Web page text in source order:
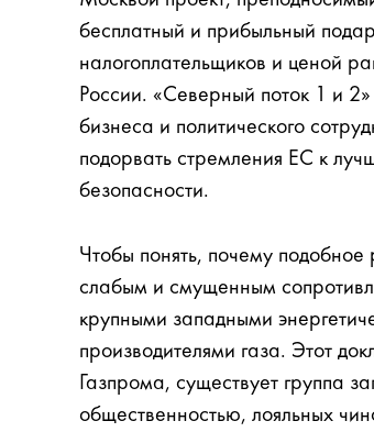
бесплатный и прибыльный
налогоплательщиков и ценой
России. «Северный поток 1 и
бизнеса и политического
подорвать стремления ЕС к
безопасности.
Чтобы понять, почему подобное
слабым и смущенным
крупными западными
производителями газа. Этот
Газпрома, существует группа
общественностью, лояльных